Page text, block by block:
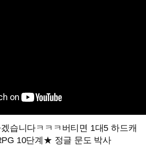
습니다ㅋㅋㅋ버티면 1대5 하드캐
10단계★ 정글 문도 박사